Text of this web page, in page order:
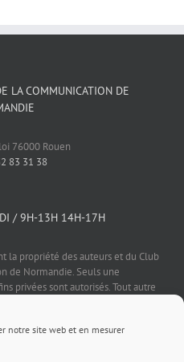
notre site web et en mesurer
LA COMMUNICATION DE
76000 Rouen
83 31 38
/ 9H-13H 14H-17H
la propriété des auteurs et du Club
de Normandie. Seuls une
privées sont autorisés. Tout autre